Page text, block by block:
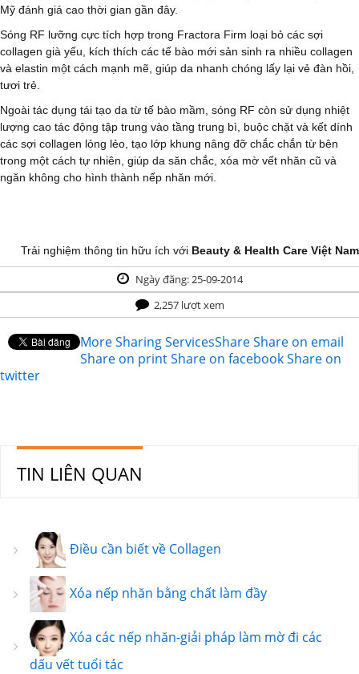
Mỹ đánh giá cao thời gian gần đây.
Sóng RF lưỡng cực tích hợp trong Fractora Firm loại bỏ các sợi
collagen già yếu, kích thích các tế bào mới sản sinh ra nhiều collagen
và elastin một cách mạnh mẽ, giúp da nhanh chóng lấy lại vẻ đàn hồi,
tươi trẻ.
Ngoài tác dụng tái tạo da từ tế bào mầm, sóng RF còn sử dụng nhiệt
lượng cao tác động tập trung vào tầng trung bì, buộc chặt và kết dính
các sợi collagen lỏng lẻo, tạo lớp khung nâng đỡ chắc chắn từ bên
trong một cách tự nhiên, giúp da săn chắc, xóa mờ vết nhăn cũ và
ngăn không cho hình thành nếp nhăn mới.
Trải nghiệm thông tin hữu ích với Beauty & Health Care Việt Nam
Ngày đăng: 25-09-2014
2,257 lượt xem
More Sharing ServicesShareShare on email
Share on printShare on facebookShare on
twitter
TIN LIÊN QUAN
Điều cần biết về Collagen
Xóa nếp nhăn bằng chất làm đầy
Xóa các nếp nhăn-giải pháp làm mờ đi các
dấu vết tuổi tác